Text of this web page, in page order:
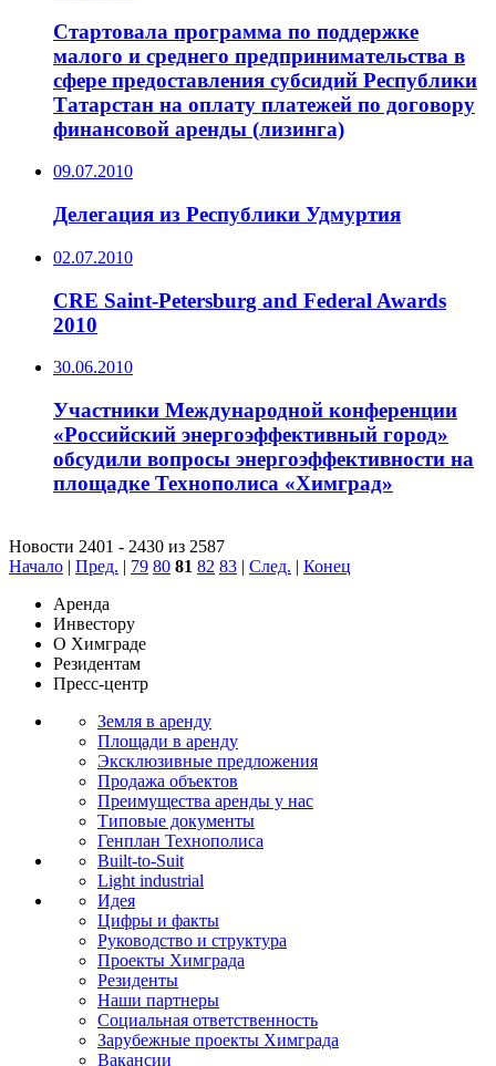
Стартовала программа по поддержке
малого и среднего предпринимательства в
сфере предоставления субсидий Республики
Татарстан на оплату платежей по договору
финансовой аренды (лизинга)
09.07.2010
Делегация из Республики Удмуртия
02.07.2010
CRE Saint-Petersburg and Federal Awards
2010
30.06.2010
Участники Международной конференции
«Российский энергоэффективный город»
обсудили вопросы энергоэффективности на
площадке Технополиса «Химград»
Новости 2401 - 2430 из 2587
Начало | Пред. | 79 80 81 82 83 | След. | Конец
Аренда
Инвестору
О Химграде
Резидентам
Пресс-центр
Земля в аренду
Площади в аренду
Эксклюзивные предложения
Продажа объектов
Преимущества аренды у нас
Типовые документы
Генплан Технополиса
Built-to-Suit
Light industrial
Идея
Цифры и факты
Руководство и структура
Проекты Химграда
Резиденты
Наши партнеры
Социальная ответственность
Зарубежные проекты Химграда
Вакансии